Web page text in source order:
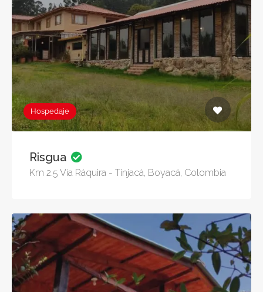
Hospedaje
Risgua
Km 2.5 Vía Ráquira - Tinjacá, Boyacá, Colombia